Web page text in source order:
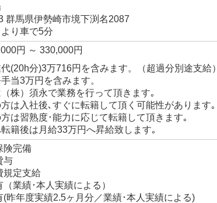
群馬県伊勢崎市境下渕名2087
り車で5分
円 ～ 330,000円
(20h分)3万716円を含みます。（超過分別途支給）
当3万円を含みます。
株）須永で業務を行って頂きます｡
は入社後､すぐに転籍して頂く可能性があります｡
は習熟度･能力に応じて転籍して頂きます｡
籍後は月給33万円へ昇給致します｡
険完備
与
規定支給
（業績･本人実績による）
(昨年度実績2.5ヶ月分／業績･本人実績による)